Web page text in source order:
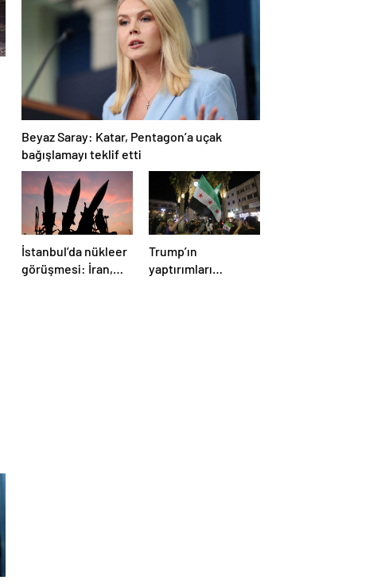
Beyaz Saray: Katar, Pentagon’a uçak
bağışlamayı teklif etti
İstanbul’da nükleer
görüşmesi: İran,
Trump’ın
yaptırımları